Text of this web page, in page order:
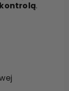
kontrolą.